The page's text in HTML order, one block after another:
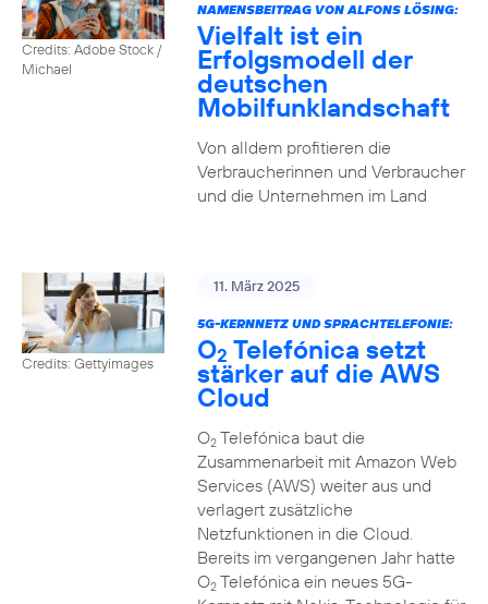
Credits: Adobe Stock /
Michael
NAMENSBEITRAG VON ALFONS LÖSING:
Vielfalt ist ein
Erfolgsmodell der
deutschen
Mobilfunklandschaft
Von alldem profitieren die
Verbraucherinnen und Verbraucher
und die Unternehmen im Land
Credits: Gettyimages
11. März 2025
5G-KERNNETZ UND SPRACHTELEFONIE:
O2 Telefónica setzt
stärker auf die AWS
Cloud
O2Telefónica baut die
Zusammenarbeit mit Amazon Web
Services (AWS) weiter aus und
verlagert zusätzliche
Netzfunktionen in die Cloud.
Bereits im vergangenen Jahr hatte
O2Telefónica ein neues 5G-